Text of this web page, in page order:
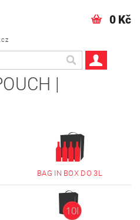
0 Kč
|
BAG IN BOX DO 3L